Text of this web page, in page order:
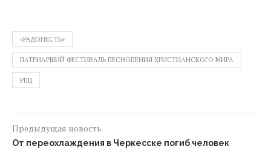
«РАДОНЕСТЬ»
ПАТРИАРШИЙ ФЕСТИВАЛЬ ПЕСНОПЕНИЯ ХРИСТИАНСКОГО МИРА
РПЦ
Предыдущая новость
От переохлаждения в Черкесске погиб человек